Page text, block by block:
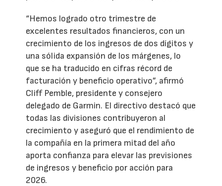
“Hemos logrado otro trimestre de
excelentes resultados financieros, con un
crecimiento de los ingresos de dos dígitos y
una sólida expansión de los márgenes, lo
que se ha traducido en cifras récord de
facturación y beneficio operativo”, afirmó
Cliff Pemble, presidente y consejero
delegado de Garmin. El directivo destacó que
todas las divisiones contribuyeron al
crecimiento y aseguró que el rendimiento de
la compañía en la primera mitad del año
aporta confianza para elevar las previsiones
de ingresos y beneficio por acción para
2026.